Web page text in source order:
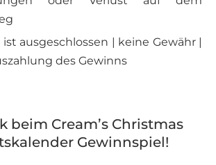
ausgeschlossen | keine Gewähr |
des Gewinns
beim Cream’s Christmas
Gewinnspiel!